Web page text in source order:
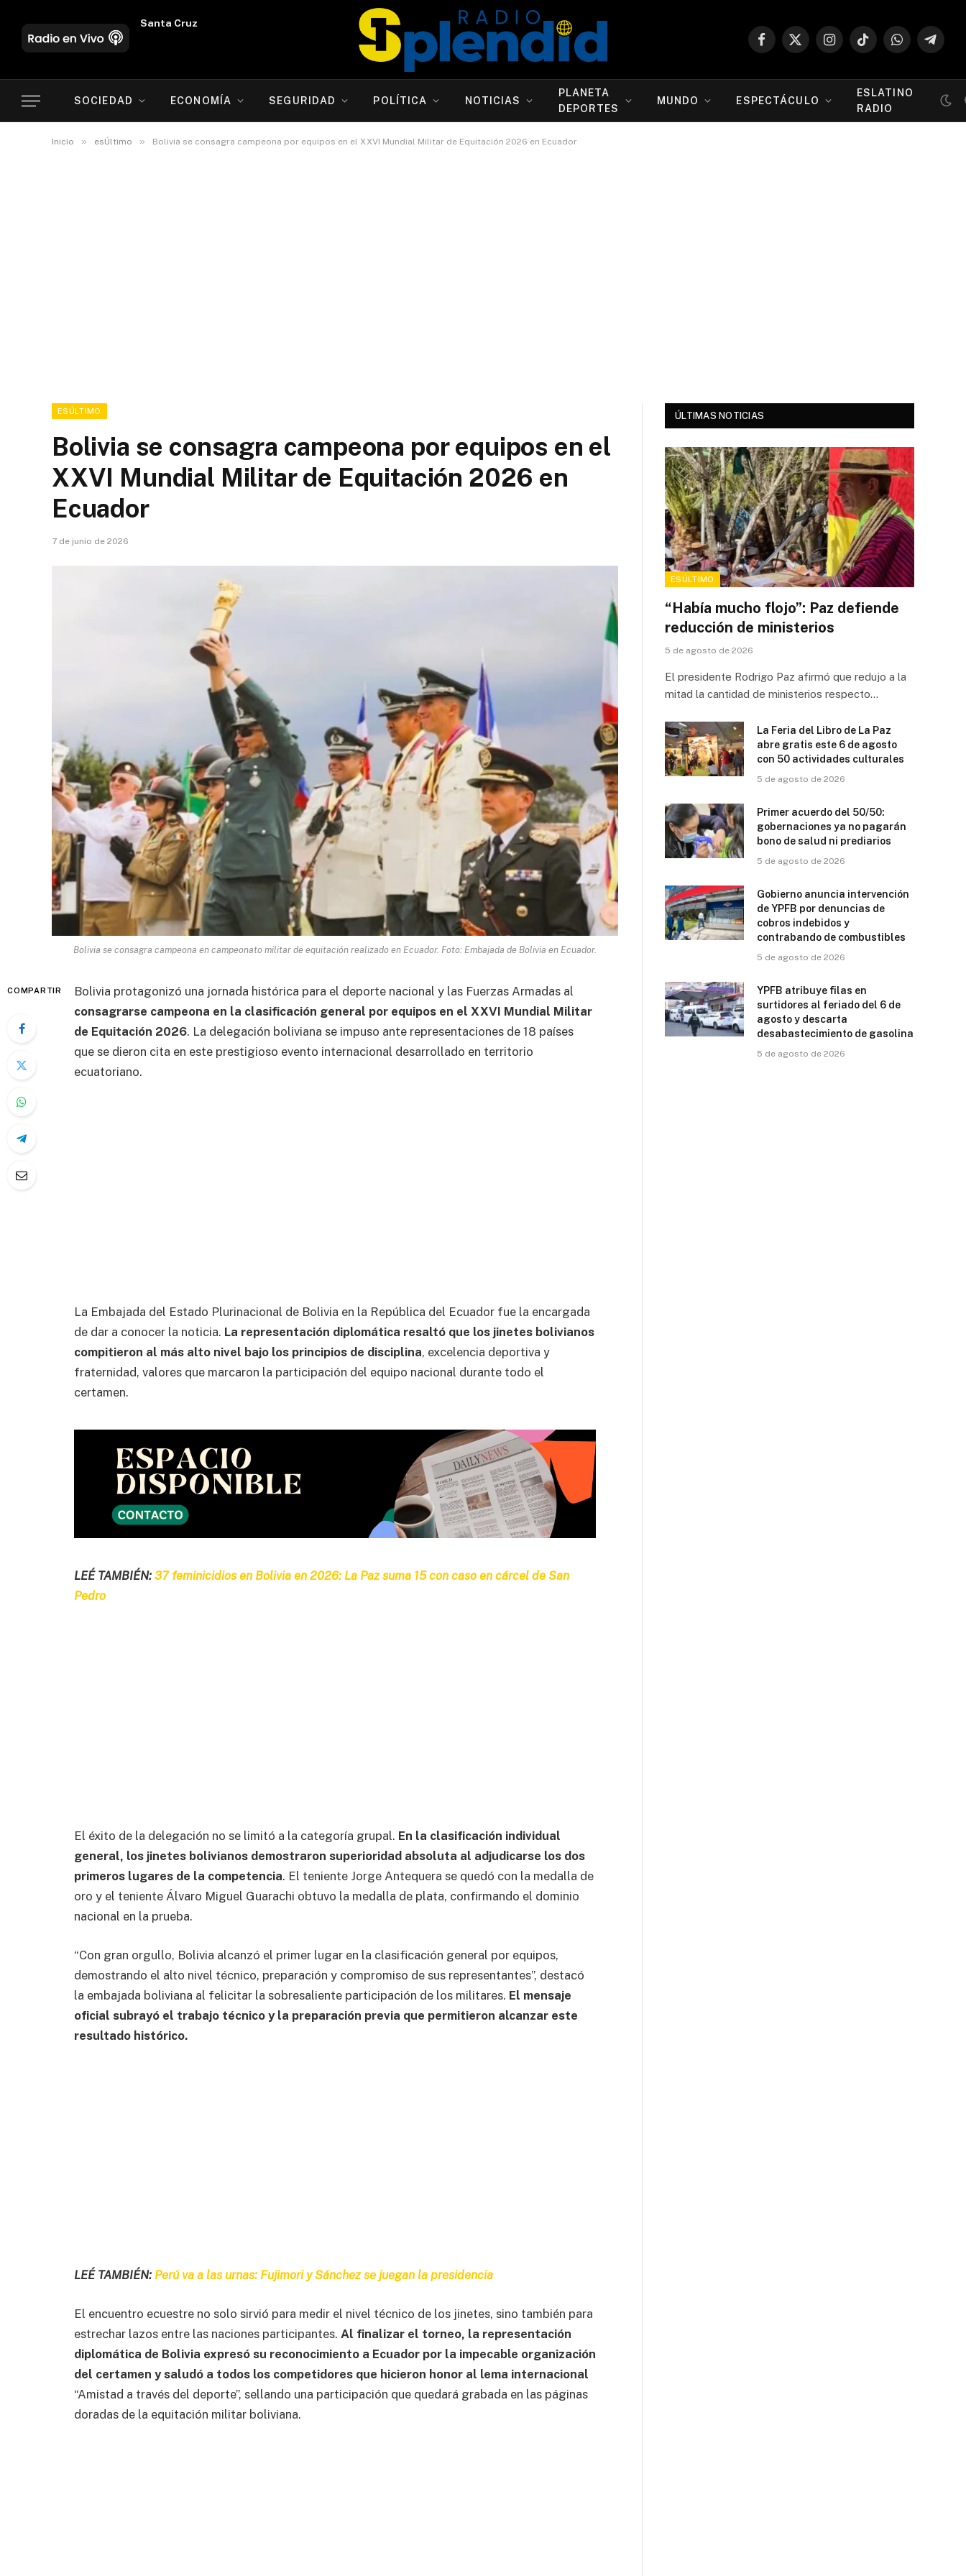
Oruro
Facebook
X
InstagramTikTokWhatsApp
SOCIEDAD ECONOMÍA SEGURIDAD POLÍTICA NOTICIAS
PLANETA
DEPORTES
MUNDO ESPECTÁCULO
ESLATINO
RADIO
Inicio » esÚltimo » Bolivia se consagra campeona por equipos en el XXVI Mundial Militar de Equitación 2026 en Ecuador
ESÚLTIMO
Bolivia se consagra campeona por equipos en el
XXVI Mundial Militar de Equitación 2026 en
Ecuador
7 de junio de 2026
Bolivia se consagra campeona en campeonato militar de equitación realizado en Ecuador. Foto: Embajada de Bolivia en Ecuador.
COMPARTIR
Bolivia protagonizó una jornada histórica para el deporte nacional y las Fuerzas Armadas al
consagrarse campeona en la clasificación general por equipos en el XXVI Mundial Militar
de Equitación 2026. La delegación boliviana se impuso ante representaciones de 18 países
que se dieron cita en este prestigioso evento internacional desarrollado en territorio
ecuatoriano.
La Embajada del Estado Plurinacional de Bolivia en la República del Ecuador fue la encargada
de dar a conocer la noticia. La representación diplomática resaltó que los jinetes bolivianos
compitieron al más alto nivel bajo los principios de disciplina, excelencia deportiva y
fraternidad, valores que marcaron la participación del equipo nacional durante todo el
certamen.
LEÉ TAMBIÉN: 37 feminicidios en Bolivia en 2026: La Paz suma 15 con caso en cárcel de San
Pedro
El éxito de la delegación no se limitó a la categoría grupal. En la clasificación individual
general, los jinetes bolivianos demostraron superioridad absoluta al adjudicarse los dos
primeros lugares de la competencia. El teniente Jorge Antequera se quedó con la medalla de
oro y el teniente Álvaro Miguel Guarachi obtuvo la medalla de plata, confirmando el dominio
nacional en la prueba.
“Con gran orgullo, Bolivia alcanzó el primer lugar en la clasificación general por equipos,
demostrando el alto nivel técnico, preparación y compromiso de sus representantes”, destacó
la embajada boliviana al felicitar la sobresaliente participación de los militares. El mensaje
oficial subrayó el trabajo técnico y la preparación previa que permitieron alcanzar este
resultado histórico.
LEÉ TAMBIÉN: Perú va a las urnas: Fujimori y Sánchez se juegan la presidencia
El encuentro ecuestre no solo sirvió para medir el nivel técnico de los jinetes, sino también para
estrechar lazos entre las naciones participantes. Al finalizar el torneo, la representación
diplomática de Bolivia expresó su reconocimiento a Ecuador por la impecable organización
del certamen y saludó a todos los competidores que hicieron honor al lema internacional
“Amistad a través del deporte”, sellando una participación que quedará grabada en las páginas
doradas de la equitación militar boliviana.
ÚLTIMAS NOTICIAS
ESÚLTIMO
“Había mucho flojo”: Paz defiende
reducción de ministerios
5 de agosto de 2026
El presidente Rodrigo Paz afirmó que redujo a la
mitad la cantidad de ministerios respecto…
La Feria del Libro de La Paz
abre gratis este 6 de agosto
con 50 actividades culturales
5 de agosto de 2026
Primer acuerdo del 50/50:
gobernaciones ya no pagarán
bono de salud ni prediarios
5 de agosto de 2026
Gobierno anuncia intervención
de YPFB por denuncias de
cobros indebidos y
contrabando de combustibles
5 de agosto de 2026
YPFB atribuye filas en
surtidores al feriado del 6 de
agosto y descarta
desabastecimiento de gasolina
5 de agosto de 2026